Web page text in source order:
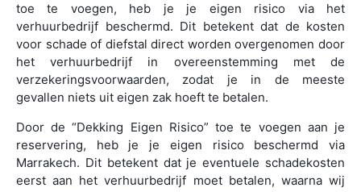
toe te voegen, heb je je eigen risico via het
verhuurbedrijf beschermd. Dit betekent dat de kosten
voor schade of diefstal direct worden overgenomen door
het verhuurbedrijf in overeenstemming met de
verzekeringsvoorwaarden, zodat je in de meeste
gevallen niets uit eigen zak hoeft te betalen.
Door de “Dekking Eigen Risico” toe te voegen aan je
reservering, heb je je eigen risico beschermd via
Marrakech. Dit betekent dat je eventuele schadekosten
eerst aan het verhuurbedrijf moet betalen, waarna wij